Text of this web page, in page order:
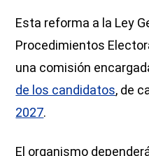
Esta reforma a la Ley
Procedimientos
una comisión
de los candidatos, de
2027.
El organismo